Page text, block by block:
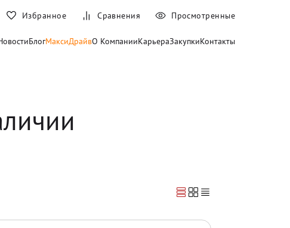
БлогМаксиДрайвО КомпанииКарьераЗакупкиКонтакты
Избранное Сравнения Просмотренные